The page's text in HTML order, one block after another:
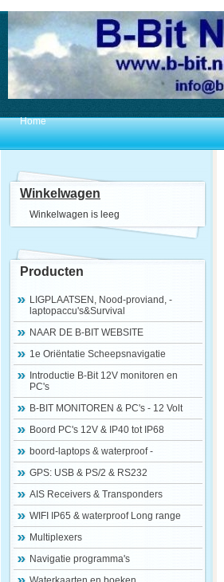
Home
Winkelwagen
Winkelwagen is leeg
Producten
LIGPLAATSEN, Nood-proviand, -
laptopaccu's&Survival
NAAR DE B-BIT WEBSITE
1e Oriëntatie Scheepsnavigatie
Introductie B-Bit 12V monitoren en
PC's
B-BIT MONITOREN & PC's - 12 Volt
Boord PC's 12V & IP40 tot IP68
boord-laptops & waterproof -
GPS: USB & PS/2 & RS232
AIS Receivers & Transponders
WIFI IP65 & waterproof Long range
Multiplexers
Navigatie programma's